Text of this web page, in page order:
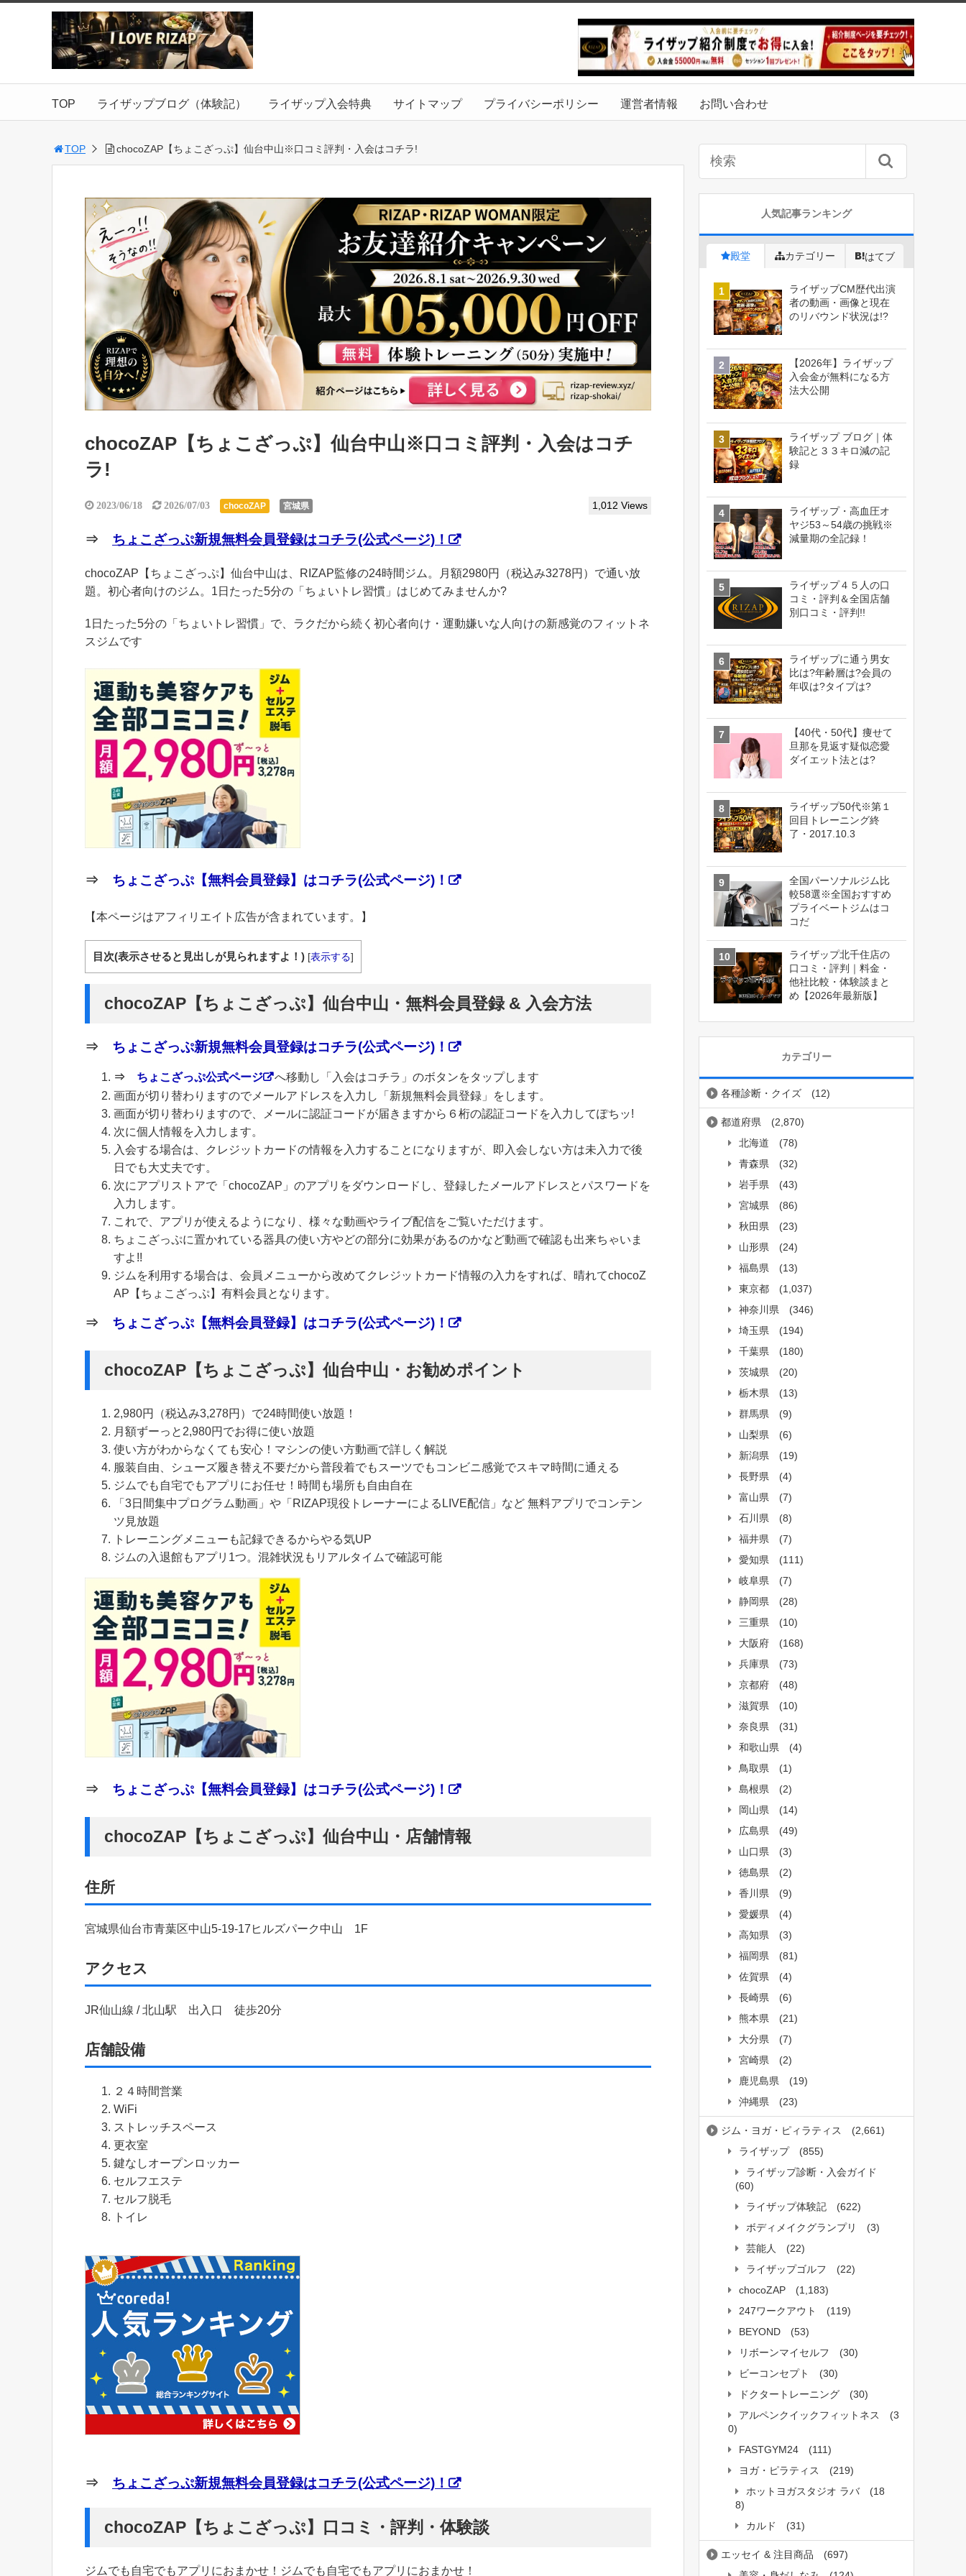
TOP ライザップブログ（体験記） ライザップ入会特典 サイトマップ プライバシーポリシー 運営者情報 お問い合わせ
TOP chocoZAP【ちょこざっぷ】仙台中山※口コミ評判・入会はコチラ!
chocoZAP【ちょこざっぷ】仙台中山※口コミ評判・入会はコチ
ラ!
2023/06/18 2026/07/03 chocoZAP 宮城県 1,012 Views
⇒ ちょこざっぷ新規無料会員登録はコチラ(公式ページ)！
chocoZAP【ちょこざっぷ】仙台中山は、RIZAP監修の24時間ジム。月額2980円（税込み3278円）で通い放
題。初心者向けのジム。1日たった5分の「ちょいトレ習慣」はじめてみませんか?
1日たった5分の「ちょいトレ習慣」で、ラクだから続く初心者向け・運動嫌いな人向けの新感覚のフィットネ
スジムです
⇒ ちょこざっぷ【無料会員登録】はコチラ(公式ページ)！
【本ページはアフィリエイト広告が含まれています。】
目次(表示させると見出しが見られますよ！) [表示する]
chocoZAP【ちょこざっぷ】仙台中山・無料会員登録 & 入会方法
⇒ ちょこざっぷ新規無料会員登録はコチラ(公式ページ)！
⇒ ちょこざっぷ公式ページ
へ移動し「入会はコチラ」のボタンをタップします
画面が切り替わりますのでメールアドレスを入力し「新規無料会員登録」をします。
画面が切り替わりますので、メールに認証コードが届きますから６桁の認証コードを入力してぽちッ!
次に個人情報を入力します。
入会する場合は、クレジットカードの情報を入力することになりますが、即入会しない方は未入力で後
日でも大丈夫です。
次にアプリストアで「chocoZAP」のアプリをダウンロードし、登録したメールアドレスとパスワードを
入力します。
これで、アプリが使えるようになり、様々な動画やライブ配信をご覧いただけます。
ちょこざっぷに置かれている器具の使い方やどの部分に効果があるのかなど動画で確認も出来ちゃいま
すよ!!
ジムを利用する場合は、会員メニューから改めてクレジットカード情報の入力をすれば、晴れてchocoZ
AP【ちょこざっぷ】有料会員となります。
⇒ ちょこざっぷ【無料会員登録】はコチラ(公式ページ)！
chocoZAP【ちょこざっぷ】仙台中山・お勧めポイント
2,980円（税込み3,278円）で24時間使い放題！
月額ずーっと2,980円でお得に使い放題
使い方がわからなくても安心！マシンの使い方動画で詳しく解説
服装自由、シューズ履き替え不要だから普段着でもスーツでもコンビニ感覚でスキマ時間に通える
ジムでも自宅でもアプリにお任せ！時間も場所も自由自在
「3日間集中プログラム動画」や「RIZAP現役トレーナーによるLIVE配信」など 無料アプリでコンテン
ツ見放題
トレーニングメニューも記録できるからやる気UP
ジムの入退館もアプリ1つ。混雑状況もリアルタイムで確認可能
⇒ ちょこざっぷ【無料会員登録】はコチラ(公式ページ)！
chocoZAP【ちょこざっぷ】仙台中山・店舗情報
住所
宮城県仙台市青葉区中山5-19-17ヒルズパーク中山 1F
アクセス
JR仙山線 / 北山駅 出入口 徒歩20分
店舗設備
２４時間営業
WiFi
ストレッチスペース
更衣室
鍵なしオープンロッカー
セルフエステ
セルフ脱毛
トイレ
⇒ ちょこざっぷ新規無料会員登録はコチラ(公式ページ)！
chocoZAP【ちょこざっぷ】口コミ・評判・体験談
ジムでも自宅でもアプリにおまかせ！ジムでも自宅でもアプリにおまかせ！
人気記事ランキング
殿堂 カテゴリー はてブ
ライザップCM歴代出演
者の動画・画像と現在
のリバウンド状況は!?
【2026年】ライザップ
入会金が無料になる方
法大公開
ライザップ ブログ｜体
験記と３３キロ減の記
録
ライザップ・高血圧オ
ヤジ53～54歳の挑戦※
減量期の全記録！
ライザップ４５人の口
コミ・評判＆全国店舗
別口コミ・評判!!
ライザップに通う男女
比は?年齢層は?会員の
年収は?タイプは?
【40代・50代】痩せて
旦那を見返す疑似恋愛
ダイエット法とは?
ライザップ50代※第１
回目トレーニング終
了・2017.10.3
全国パーソナルジム比
較58選※全国おすすめ
プライベートジムはコ
コだ
ライザップ北千住店の
口コミ・評判｜料金・
他社比較・体験談まと
め【2026年最新版】
カテゴリー
各種診断・クイズ (12)
都道府県
(2,870)
北海道
(78)
青森県
(32)
岩手県
(43)
宮城県
(86)
秋田県
(23)
山形県
(24)
福島県
(13)
東京都
(1,037)
神奈川県
(346)
埼玉県
(194)
千葉県
(180)
茨城県
(20)
栃木県
(13)
群馬県
(9)
山梨県
(6)
新潟県
(19)
長野県
(4)
富山県
(7)
石川県
(8)
福井県
(7)
愛知県
(111)
岐阜県
(7)
静岡県
(28)
三重県
(10)
大阪府
(168)
兵庫県
(73)
京都府
(48)
滋賀県
(10)
奈良県
(31)
和歌山県
(4)
鳥取県
(1)
島根県
(2)
岡山県
(14)
広島県
(49)
山口県
(3)
徳島県
(2)
香川県
(9)
愛媛県
(4)
高知県
(3)
福岡県
(81)
佐賀県
(4)
長崎県
(6)
熊本県
(21)
大分県
(7)
宮崎県
(2)
鹿児島県
(19)
沖縄県
(23)
ジム・ヨガ・ピィラティス
(2,661)
ライザップ
(855)
ライザップ診断・入会ガイド
(60)
ライザップ体験記
(622)
ボディメイクグランプリ
(3)
芸能人
(22)
ライザップゴルフ
(22)
chocoZAP
(1,183)
247ワークアウト
(119)
BEYOND
(53)
リボーンマイセルフ
(30)
ビーコンセプト
(30)
ドクタートレーニング
(30)
アルペンクイックフィットネス
(3
0)
FASTGYM24
(111)
ヨガ・ピラティス
(219)
ホットヨガスタジオ ラバ
(18
8)
カルド
(31)
エッセイ & 注目商品
(697)